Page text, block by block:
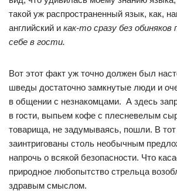
такой уж распространенный язык, как,
английский и как-то сразу без обиняков
себе в гости.
Вот этот факт уж точно должен был
шведы достаточно замкнутые люди и
в общении с незнакомцами. А здесь
в гости, выпьем кофе с плесневелым
товарища, не задумываясь, пошли. В
заинтригованы столь необычным
напрочь о всякой безопасности. Что
природное любопытство стрельца
здравым смыслом.